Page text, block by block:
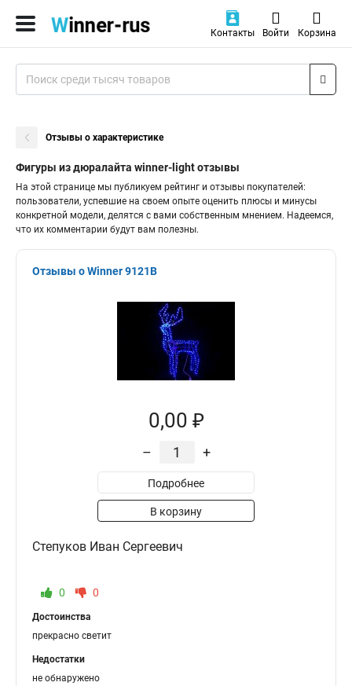
Контакты Войти Корзина
Отзывы о характеристике
Фигуры из дюралайта winner-light отзывы
На этой странице мы публикуем рейтинг и отзывы покупателей:
пользователи, успевшие на своем опыте оценить плюсы и минусы
конкретной модели, делятся с вами собственным мнением. Надеемся,
что их комментарии будут вам полезны.
Отзывы о Winner 9121B
0,00 ₽
– +
Подробнее
В корзину
Степуков Иван Сергеевич
0 0
Достоинства
прекрасно светит
Недостатки
не обнаружено